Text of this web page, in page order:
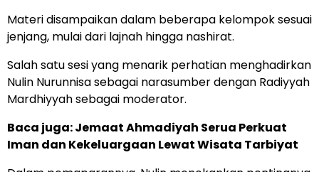
Materi disampaikan dalam beberapa kelompok sesuai
jenjang, mulai dari lajnah hingga nashirat.
Salah satu sesi yang menarik perhatian menghadirkan
Nulin Nurunnisa sebagai narasumber dengan Radiyyah
Mardhiyyah sebagai moderator.
Baca juga:Jemaat Ahmadiyah Serua Perkuat
Iman dan Kekeluargaan Lewat Wisata Tarbiyat